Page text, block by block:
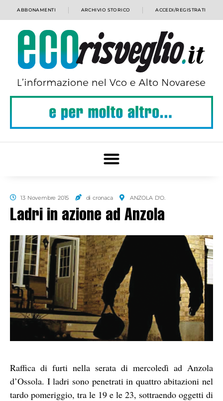
ABBONAMENTI ARCHIVIO STORICO ACCEDI/REGISTRATI
13 Novembre 2015 di cronaca ANZOLA D'O.
Ladri in azione ad Anzola
Raffica di furti nella serata di mercoledì ad Anzola
d’Ossola. I ladri sono penetrati in quattro abitazioni nel
tardo pomeriggio, tra le 19 e le 23, sottraendo oggetti di